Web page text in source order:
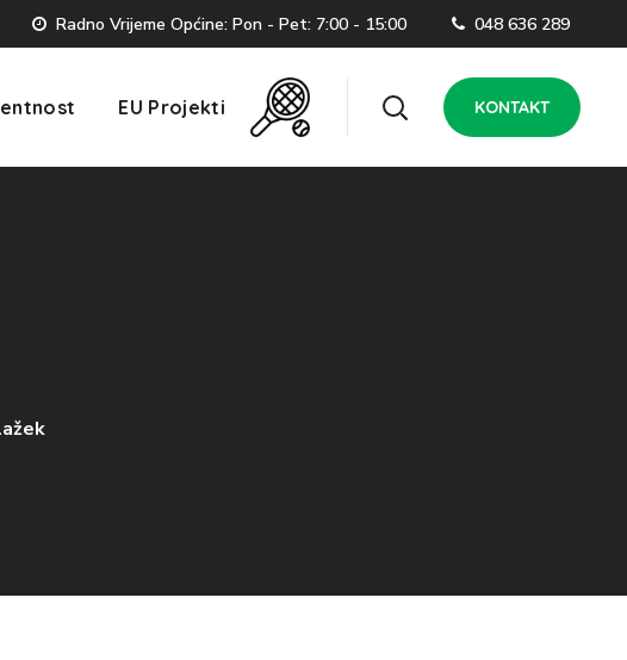
Radno Vrijeme Općine: Pon - Pet: 7:00 - 15:00 048 636 289
EU Projekti KONTAKT